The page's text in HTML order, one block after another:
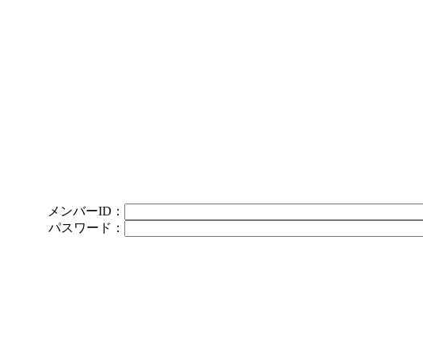
メンバーID：
パスワード：